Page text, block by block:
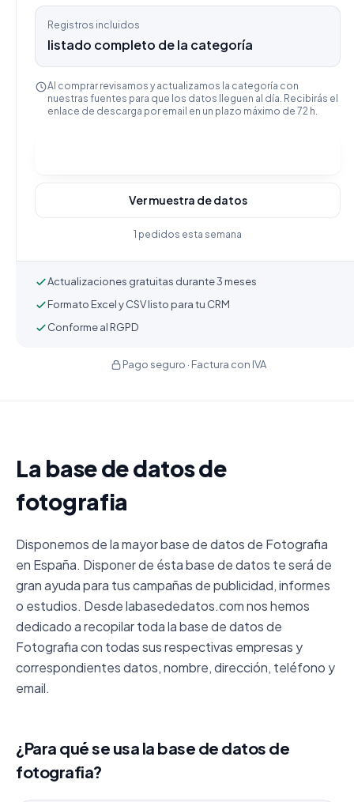
Registros incluidos
listado completo de la categoría
Al comprar revisamos y actualizamos la categoría con
nuestras fuentes para que los datos lleguen al día. Recibirás el
enlace de descarga por email en un plazo máximo de 72 h.
Ver muestra de datos
1 pedidos esta semana
Actualizaciones gratuitas durante 3 meses
Formato Excel y CSV listo para tu CRM
Conforme al RGPD
Pago seguro · Factura con IVA
La base de datos de
fotografia
Disponemos de la mayor base de datos de Fotografia
en España. Disponer de ésta base de datos te será de
gran ayuda para tus campañas de publicidad, informes
o estudios. Desde labasededatos.com nos hemos
dedicado a recopilar toda la base de datos de
Fotografia con todas sus respectivas empresas y
correspondientes datos, nombre, dirección, teléfono y
email.
¿Para qué se usa la base de datos de
fotografia?